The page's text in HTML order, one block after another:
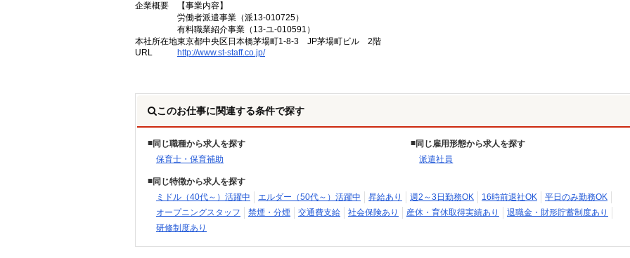
企業概要
【事業内容】
労働者派遣事業（派13-010725）
有料職業紹介事業（13-ユ-010591）
本社所在地東京都中央区日本橋茅場町1-8-3 JP茅場町ビル 2階
URL
http://www.st-staff.co.jp/
このお仕事に関連する条件で探す
同じ職種から求人を探す
保育士・保育補助
同じ雇用形態から求人を探す
派遣社員
同じ特徴から求人を探す
ミドル（40代～）活躍中
エルダー（50代～）活躍中 昇給あり 週2～3日勤務OK 16時前退社OK
平日のみ勤務OK
オープニングスタッフ
禁煙・分煙 交通費支給 社会保険あり 産休・育休取得実績あり
退職金・財形貯蓄制度あり
研修制度あり